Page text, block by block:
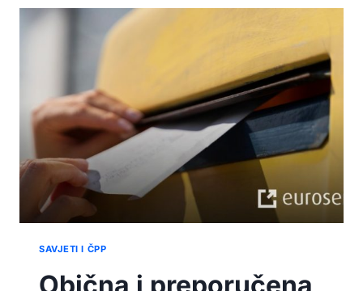
PLAĆANJE
POUZEĆEM
SAVJETI I ČPP
Obična i preporučena